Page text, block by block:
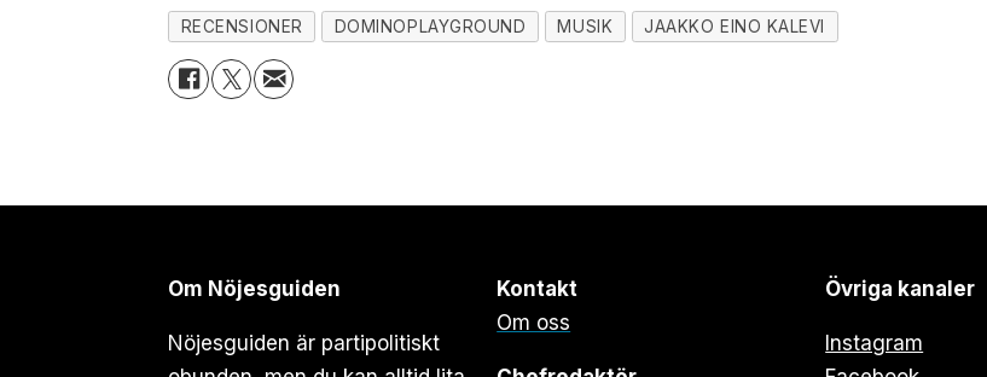
RECENSIONER DOMINOPLAYGROUND MUSIK JAAKKO EINO KALEVI
Om Nöjesguiden
Nöjesguiden är partipolitiskt
Kontakt
Om oss
Övriga kanaler
Instagram